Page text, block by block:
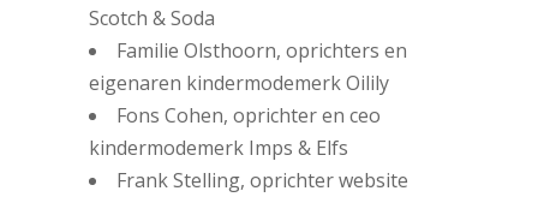
Scotch & Soda
Familie Olsthoorn, oprichters en
eigenaren kindermodemerk Oilily
Fons Cohen, oprichter en ceo
kindermodemerk Imps & Elfs
Frank Stelling, oprichter website